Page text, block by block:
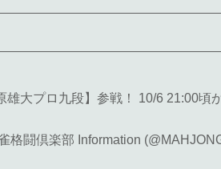
雄大プロ九段】参戦！ 10/6 21:00
格闘倶楽部 Information